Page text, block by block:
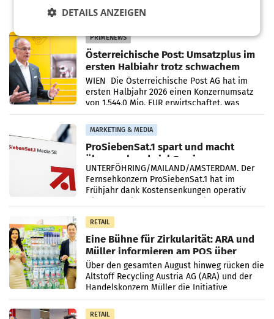
PRIMENEWS
Österreichische Post: Umsatzplus im
ersten Halbjahr trotz schwachem
Briefgeschäft
WIEN Die Österreichische Post AG hat im
ersten Halbjahr 2026 einen Konzernumsatz
von 1.544,0 Mio. EUR erwirtschaftet, was
einem Plus von 3,8 Prozent gegenüber dem
Vergleichszeitraum
MARKETING & MEDIA
ProSiebenSat.1 spart und macht
überraschend viel Gewinn
UNTERFÖHRING/MAILAND/AMSTERDAM. Der
Fernsehkonzern ProSiebenSat.1 hat im
Frühjahr dank Kostensenkungen operativ
RETAIL
Eine Bühne für Zirkularität: ARA und
Müller informieren am POS über
Kreislauffähigkeit
Über den gesamten August hinweg rücken die
Altstoff Recycling Austria AG (ARA) und der
Handelskonzern Müller die Initiative
„Kreislauf-Helden“ in allen österreichischen
Müller-Filialen
RETAIL
DETAILS ANZEIGEN